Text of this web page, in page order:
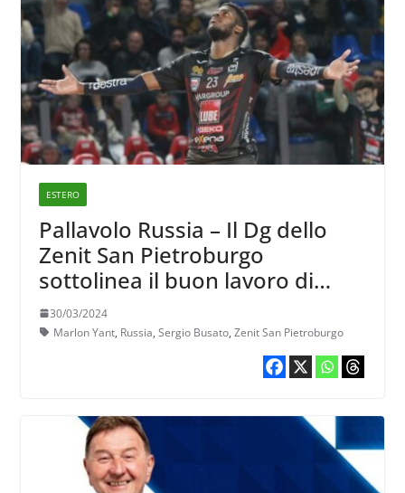
ESTERO
Pallavolo Russia – Il Dg dello
Zenit San Pietroburgo
sottolinea il buon lavoro di
Busato e parla dell’arrivo di
Yant
30/03/2024
Marlon Yant, Russia, Sergio Busato, Zenit San Pietroburgo